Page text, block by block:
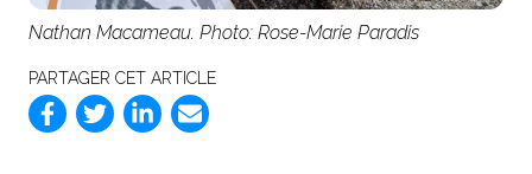
Nathan Macameau. Photo: Rose-Marie Paradis
PARTAGER CET ARTICLE